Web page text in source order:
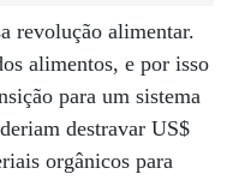
revolução alimentar.
alimentos, e por isso
para um sistema
destravar US$
orgânicos para